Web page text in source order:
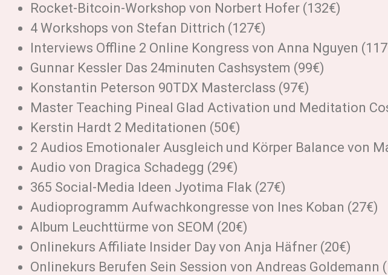
Rocket-Bitcoin-Workshop von Norbert Hofer (132€)
4 Workshops von Stefan Dittrich (127€)
Interviews Offline 2 Online Kongress von Anna Nguyen
Gunnar Kessler Das 24minuten Cashsystem (99€)
Konstantin Peterson 90TDX Masterclass (97€)
Master Teaching Pineal Glad Activation und Meditation
Kerstin Hardt 2 Meditationen (50€)
2 Audios Emotionaler Ausgleich und Körper Balance von
Audio von Dragica Schadegg (29€)
365 Social-Media Ideen Jyotima Flak (27€)
Audioprogramm Aufwachkongresse von Ines Koban (27€)
Album Leuchttürme von SEOM (20€)
Onlinekurs Affiliate Insider Day von Anja Häfner (20€)
Onlinekurs Berufen Sein Session von Andreas Goldemann